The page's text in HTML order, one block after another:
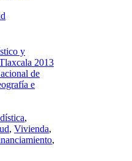
y
2013
de
e
,
, Vivienda,
,